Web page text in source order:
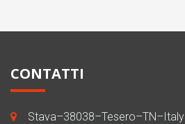
CONTATTI
Stava–38038–Tesero–TN–Italy